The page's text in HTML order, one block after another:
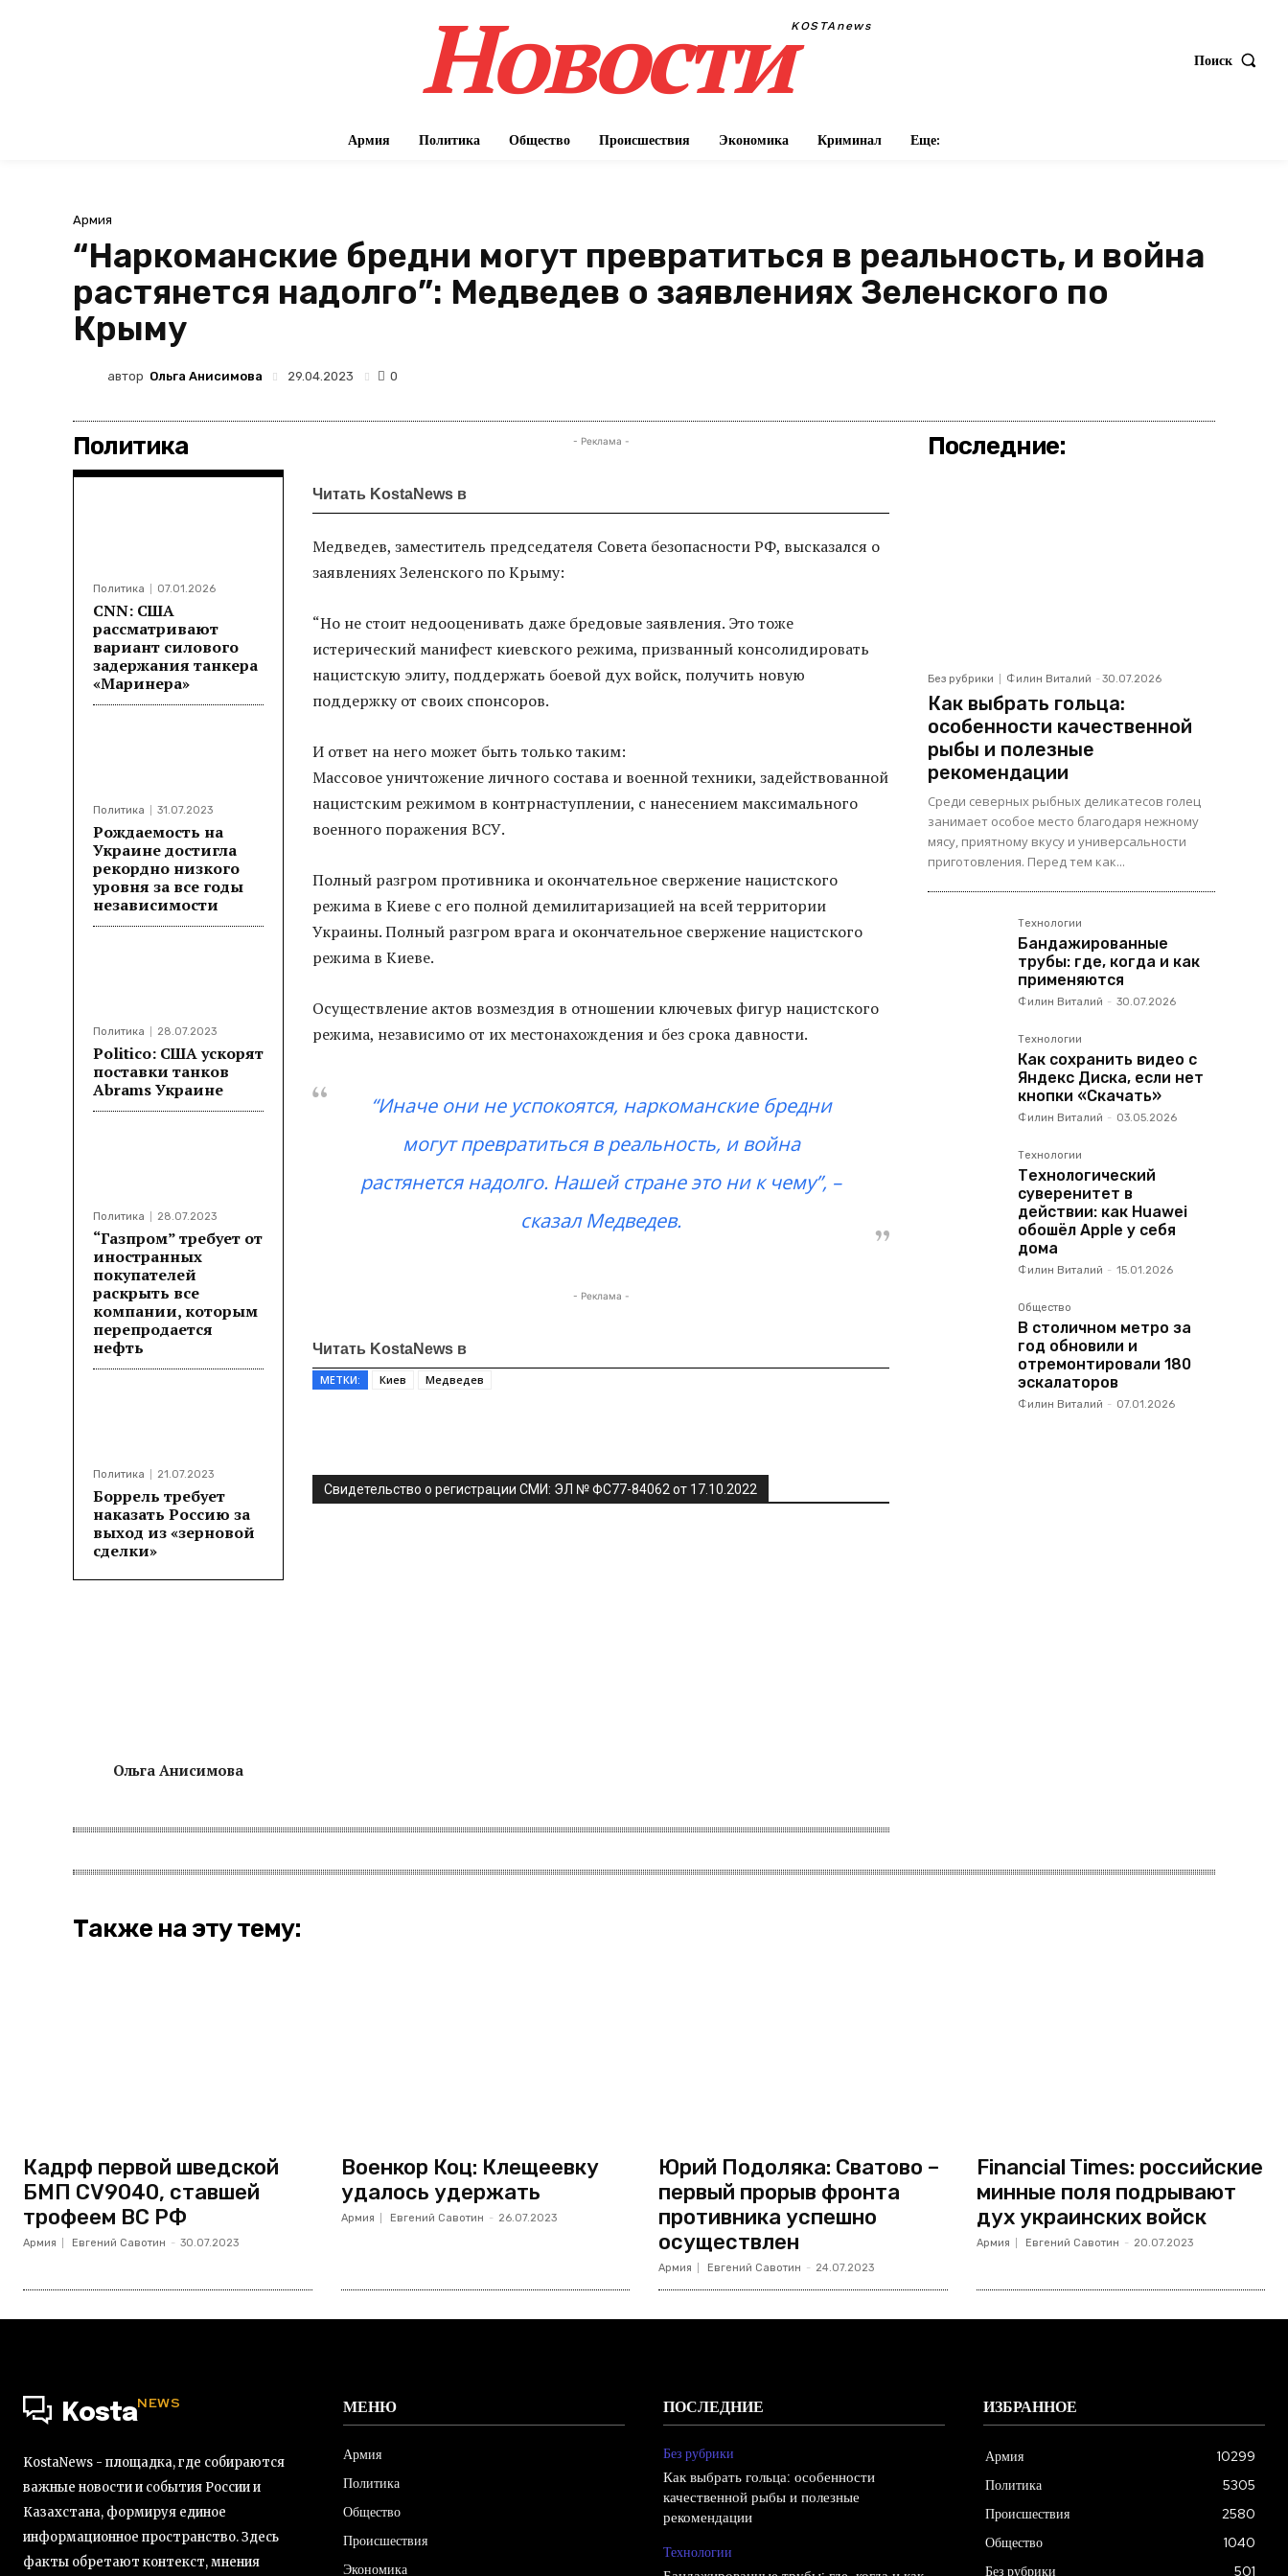
НовостиKOSTAnews
Поиск
Армия Политика Общество Происшествия Экономика Криминал Еще:
Армия
“Наркоманские бредни могут превратиться в реальность, и война
растянется надолго”: Медведев о заявлениях Зеленского по
Крыму
автор Ольга Анисимова 29.04.2023 0
Политика
Политика 07.01.2026
CNN: США
рассматривают
вариант силового
задержания танкера
«Маринера»
Политика 31.07.2023
Рождаемость на
Украине достигла
рекордно низкого
уровня за все годы
независимости
Политика 28.07.2023
Politico: США ускорят
поставки танков
Abrams Украине
Политика 28.07.2023
“Газпром” требует от
иностранных
покупателей
раскрыть все
компании, которым
перепродается
нефть
Политика 21.07.2023
Боррель требует
наказать Россию за
выход из «зерновой
сделки»
Ольга Анисимова
- Реклама -
Читать KostaNews в
Медведев, заместитель председателя Совета безопасности РФ, высказался о
заявлениях Зеленского по Крыму:
“Но не стоит недооценивать даже бредовые заявления. Это тоже
истерический манифест киевского режима, призванный консолидировать
нацистскую элиту, поддержать боевой дух войск, получить новую
поддержку от своих спонсоров.
И ответ на него может быть только таким:
Массовое уничтожение личного состава и военной техники, задействованной
нацистским режимом в контрнаступлении, с нанесением максимального
военного поражения ВСУ.
Полный разгром противника и окончательное свержение нацистского
режима в Киеве с его полной демилитаризацией на всей территории
Украины. Полный разгром врага и окончательное свержение нацистского
режима в Киеве.
Осуществление актов возмездия в отношении ключевых фигур нацистского
режима, независимо от их местонахождения и без срока давности.
“Иначе они не успокоятся, наркоманские бредни
могут превратиться в реальность, и война
растянется надолго. Нашей стране это ни к чему”, –
сказал Медведев.
- Реклама -
Читать KostaNews в
МЕТКИ: Киев Медведев
Свидетельство о регистрации СМИ: ЭЛ № ФС77-84062 от 17.10.2022
Последние:
Без рубрики Филин Виталий - 30.07.2026
Как выбрать гольца:
особенности качественной
рыбы и полезные
рекомендации
Среди северных рыбных деликатесов голец
занимает особое место благодаря нежному
мясу, приятному вкусу и универсальности
приготовления. Перед тем как...
Технологии
Бандажированные
трубы: где, когда и как
применяются
Филин Виталий - 30.07.2026
Технологии
Как сохранить видео с
Яндекс Диска, если нет
кнопки «Скачать»
Филин Виталий - 03.05.2026
Технологии
Технологический
суверенитет в
действии: как Huawei
обошёл Apple у себя
дома
Филин Виталий - 15.01.2026
Общество
В столичном метро за
год обновили и
отремонтировали 180
эскалаторов
Филин Виталий - 07.01.2026
Также на эту тему:
Кадрф первой шведской
БМП CV9040, ставшей
трофеем ВС РФ
Армия Евгений Савотин - 30.07.2023
Военкор Коц: Клещеевку
удалось удержать
Армия Евгений Савотин - 26.07.2023
Юрий Подоляка: Сватово –
первый прорыв фронта
противника успешно
осуществлен
Армия Евгений Савотин - 24.07.2023
Financial Times: российские
минные поля подрывают
дух украинских войск
Армия Евгений Савотин - 20.07.2023
KostaNEWS
KostaNews - площадка, где собираются
важные новости и события России и
Казахстана, формируя единое
информационное пространство. Здесь
факты обретают контекст, мнения
МЕНЮ
Армия
Политика
Общество
Происшествия
Экономика
ПОСЛЕДНИЕ
Без рубрики
Как выбрать гольца: особенности
качественной рыбы и полезные
рекомендации
Технологии
ИЗБРАННОЕ
Армия
10299
Политика
5305
Происшествия
2580
Общество
1040
Без рубрики
501